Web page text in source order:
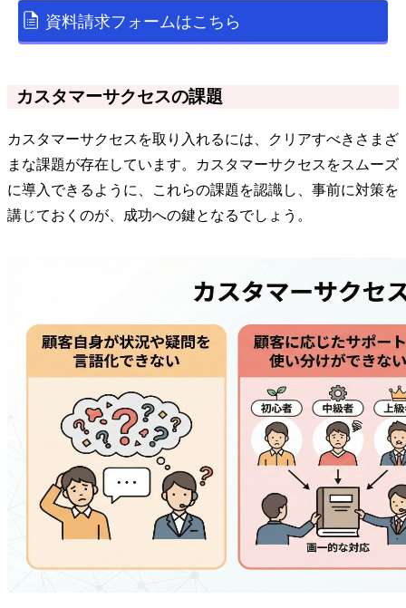
資料請求フォームはこちら
カスタマーサクセスの課題
カスタマーサクセスを取り入れるには、クリアすべきさまざ
まな課題が存在しています。カスタマーサクセスをスムーズ
に導入できるように、これらの課題を認識し、事前に対策を
講じておくのが、成功への鍵となるでしょう。